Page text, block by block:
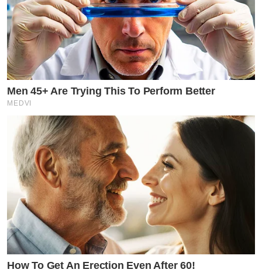
Men 45+ Are Trying This To Perform Better
MEDVI
How To Get An Erection Even After 60!